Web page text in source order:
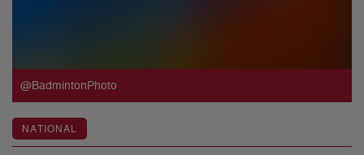
@BadmintonPhoto
NATIONAL